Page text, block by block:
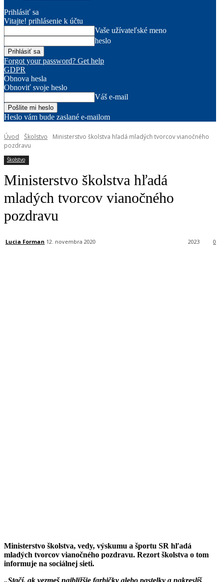
Prihlásiť sa
Vitajte! prihlásenie k účtu
Vaše užívateľské meno
heslo
Forgot your password? Get help
GDPR
Obnova hesla
Obnoviť svoje heslo
Váš e-mail
Heslo vám bude zaslané e-mailom
Úvod Školstvo
Ministerstvo školstva hľadá mladých tvorcov vianočného
pozdravu
Školstvo
Ministerstvo školstva hľadá
mladých tvorcov vianočného
pozdravu
Lucia Forman 12. novembra 2020 0
2023
Ministerstvo školstva, vedy, výskumu a športu SR hľadá
mladých tvorcov vianočného pozdravu. Rezort školstva o tom
informuje na sociálnej sieti.
„Stačí, ak vezmeš najbližšie farbičky alebo pastelky a nakreslíš